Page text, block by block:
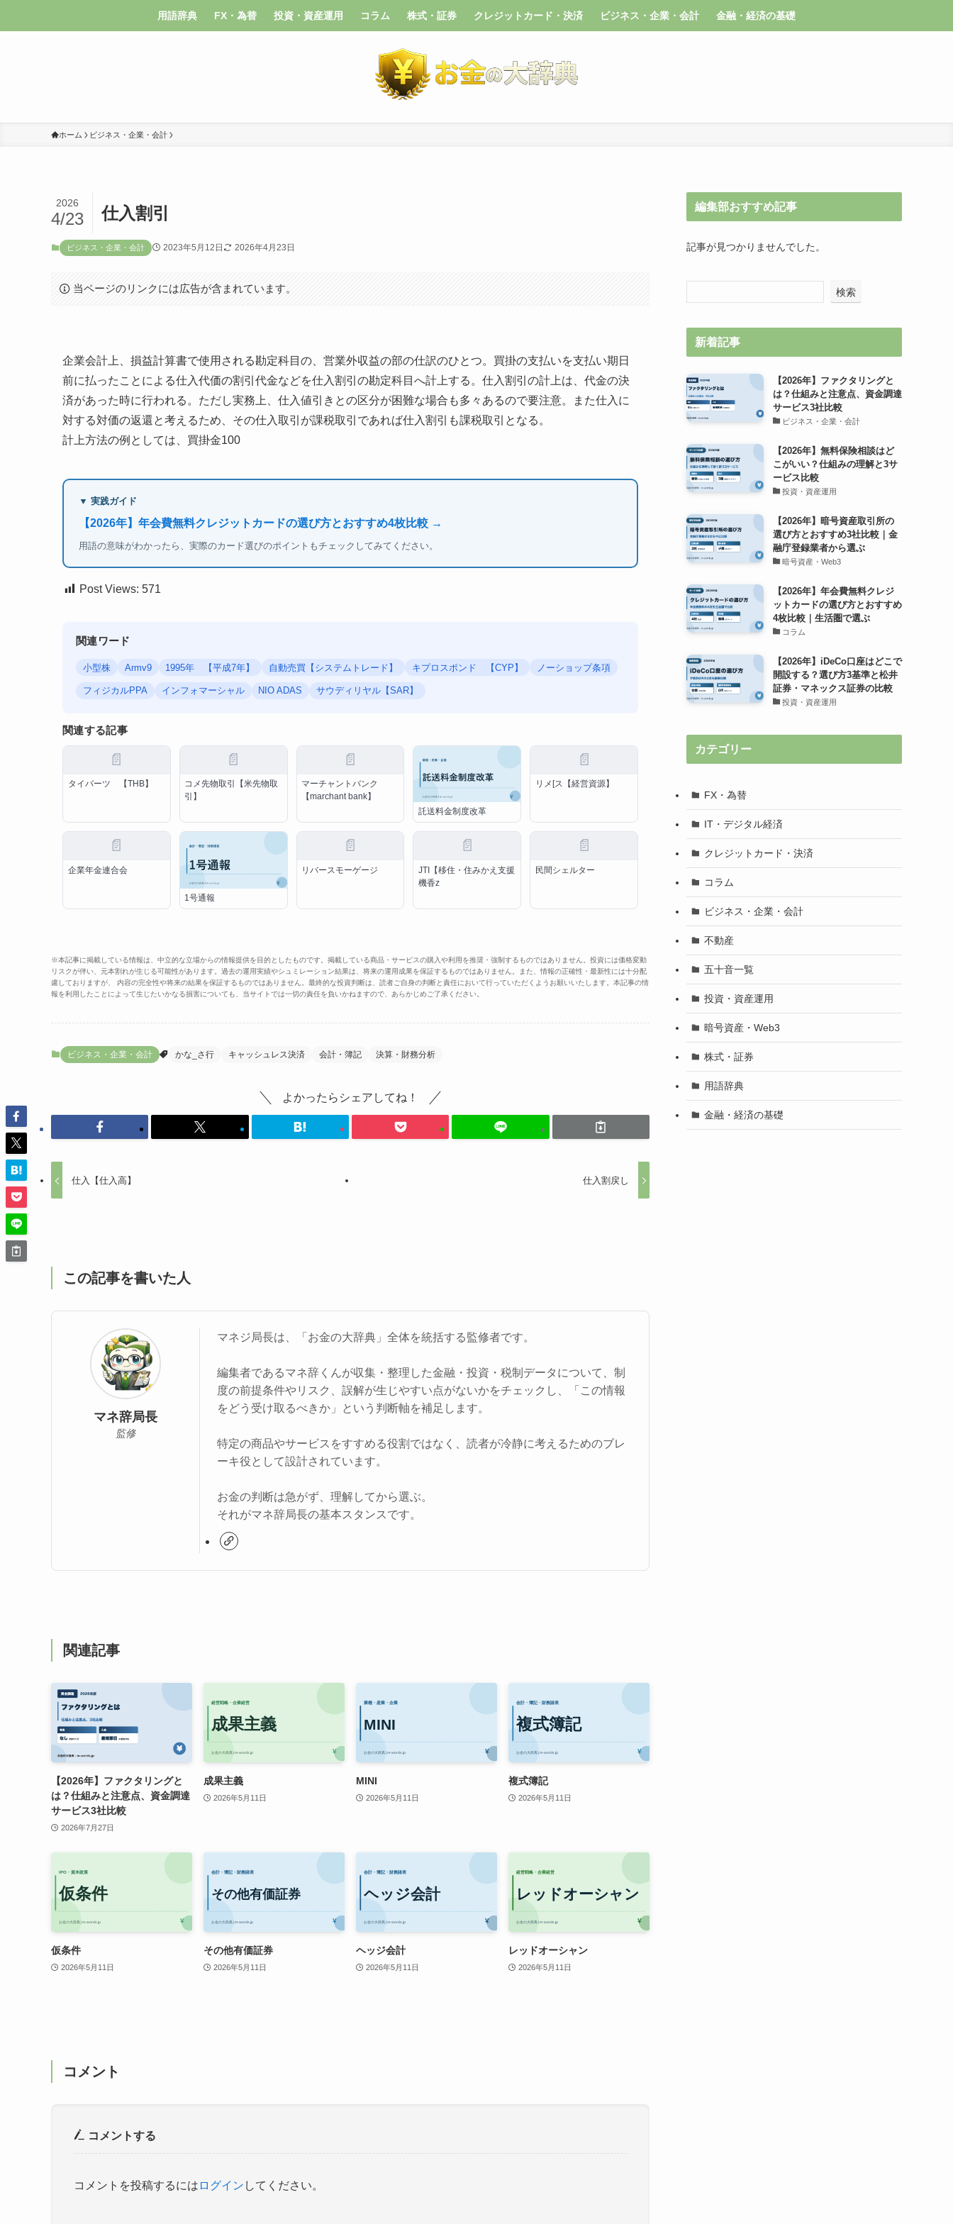
用語辞典 FX・為替 投資・資産運用 コラム 株式・証券 クレジットカード・決済 ビジネス・企業・会計 金融・経済の基礎
ホーム ビジネス・企業・会計
仕入割引
2026
4/23
ビジネス・企業・会計 2023年5月12日 2026年4月23日
当ページのリンクには広告が含まれています。
企業会計上、損益計算書で使用される勘定科目の、営業外収益の部の仕訳のひとつ。買掛の支払いを支払い期日
前に払ったことによる仕入代価の割引代金などを仕入割引の勘定科目へ計上する。仕入割引の計上は、代金の決
済があった時に行われる。ただし実務上、仕入値引きとの区分が困難な場合も多々あるので要注意。また仕入に
対する対価の返還と考えるため、その仕入取引が課税取引であれば仕入割引も課税取引となる。
計上方法の例としては、買掛金100
▼ 実践ガイド
【2026年】年会費無料クレジットカードの選び方とおすすめ4枚比較 →
用語の意味がわかったら、実際のカード選びのポイントもチェックしてみてください。
Post Views: 571
関連ワード
小型株 Armv9 1995年 【平成7年】 自動売買【システムトレード】 キプロスポンド 【CYP】 ノーショップ条項
フィジカルPPA インフォマーシャル NIO ADAS サウディリヤル【SAR】
関連する記事
📄
タイバーツ 【THB】
📄
コメ先物取引【米先物取
引】
📄
マーチャントバンク
【marchant bank】
託送料金制度改革
📄
リメ[ス【経営資源】
📄
企業年金連合会
1号通報
📄
リバースモーゲージ
📄
JTI【移住・住みかえ支援
機香z
📄
民間シェルター
※本記事に掲載している情報は、中立的な立場からの情報提供を目的としたものです。掲載している商品・サービスの購入や利用を推奨・強制するものではありません。投資には価格変動
リスクが伴い、元本割れが生じる可能性があります。過去の運用実績やシュミレーション結果は、将来の運用成果を保証するものではありません。また、情報の正確性・最新性には十分配
慮しておりますが、 内容の完全性や将来の結果を保証するものではありません。最終的な投資判断は、読者ご自身の判断と責任において行っていただくようお願いいたします。本記事の情
報を利用したことによって生じたいかなる損害についても、当サイトでは一切の責任を負いかねますので、あらかじめご了承ください。
ビジネス・企業・会計 かな_さ行 キャッシュレス決済 会計・簿記 決算・財務分析
よかったらシェアしてね！
仕入【仕入高】 仕入割戻し
この記事を書いた人
マネ辞局長
監修
マネジ局長は、「お金の大辞典」全体を統括する監修者です。
編集者であるマネ辞くんが収集・整理した金融・投資・税制データについて、制
度の前提条件やリスク、誤解が生じやすい点がないかをチェックし、「この情報
をどう受け取るべきか」という判断軸を補足します。
特定の商品やサービスをすすめる役割ではなく、読者が冷静に考えるためのブレ
ーキ役として設計されています。
お金の判断は急がず、理解してから選ぶ。
それがマネ辞局長の基本スタンスです。
関連記事
【2026年】ファクタリングと
は？仕組みと注意点、資金調達
サービス3社比較
2026年7月27日
成果主義
2026年5月11日
MINI
2026年5月11日
複式簿記
2026年5月11日
仮条件
2026年5月11日
その他有価証券
2026年5月11日
ヘッジ会計
2026年5月11日
レッドオーシャン
2026年5月11日
コメント
コメントする
コメントを投稿するには ログイン してください。
編集部おすすめ記事
記事が見つかりませんでした。
検索
新着記事
【2026年】ファクタリングと
は？仕組みと注意点、資金調達
サービス3社比較
ビジネス・企業・会計
【2026年】無料保険相談はど
こがいい？仕組みの理解と3サ
ービス比較
投資・資産運用
【2026年】暗号資産取引所の
選び方とおすすめ3社比較｜金
融庁登録業者から選ぶ
暗号資産・Web3
【2026年】年会費無料クレジ
ットカードの選び方とおすすめ
4枚比較｜生活圏で選ぶ
コラム
【2026年】iDeCo口座はどこで
開設する？選び方3基準と松井
証券・マネックス証券の比較
投資・資産運用
カテゴリー
FX・為替
IT・デジタル経済
クレジットカード・決済
コラム
ビジネス・企業・会計
不動産
五十音一覧
投資・資産運用
暗号資産・Web3
株式・証券
用語辞典
金融・経済の基礎